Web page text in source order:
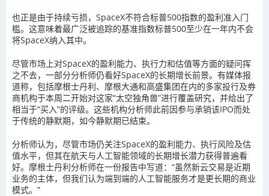
也正是由于持续亏损，SpaceX不符合标普500指数的盈利准入门
槛。这意味着最广泛被追踪的基准指数标普500至少在一年内不会
将SpaceX纳入其中。
尽管市场上对SpaceX的盈利能力、执行力和估值等方面的疑问挥
之不去，一部分分析师仍看好SpaceX的长期增长前景。有媒体报
道称，包括摩根士丹利、摩根大通和高盛集团在内的多家投行及券
商机构于本周二开始对这家“太空独角兽”进行覆盖研究，并给出了
相当于“买入”的评级。这些机构分析师此前因参与承销该IPO而处
于传统的静默期，如今静默期已结束。
分析师认为，尽管市场仍关注SpaceX的盈利能力、执行风险及估
值水平，但其在航天与人工智能领域的长期增长潜力获得普遍看
好。摩根士丹利分析师在一份报告中写道：“虽然新云交易是近期
业务的主体，但我们认为端到端的人工智能服务才是更长期的商业
模式。”